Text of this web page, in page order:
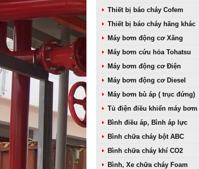
Thiết bị báo cháy Cofem
Thiết bị báo cháy hãng khác
Máy bơm động cơ Xăng
Máy bơm cứu hỏa Tohatsu
Máy bơm động cơ Điện
Máy bơm động cơ Diesel
Máy bơm bù áp ( trục đứng)
Tủ điện điều khiển máy bơm
Bình điều áp, Bình áp lực
Bình chữa cháy bột ABC
Bình chữa cháy khí CO2
Bình, Xe chữa cháy Foam